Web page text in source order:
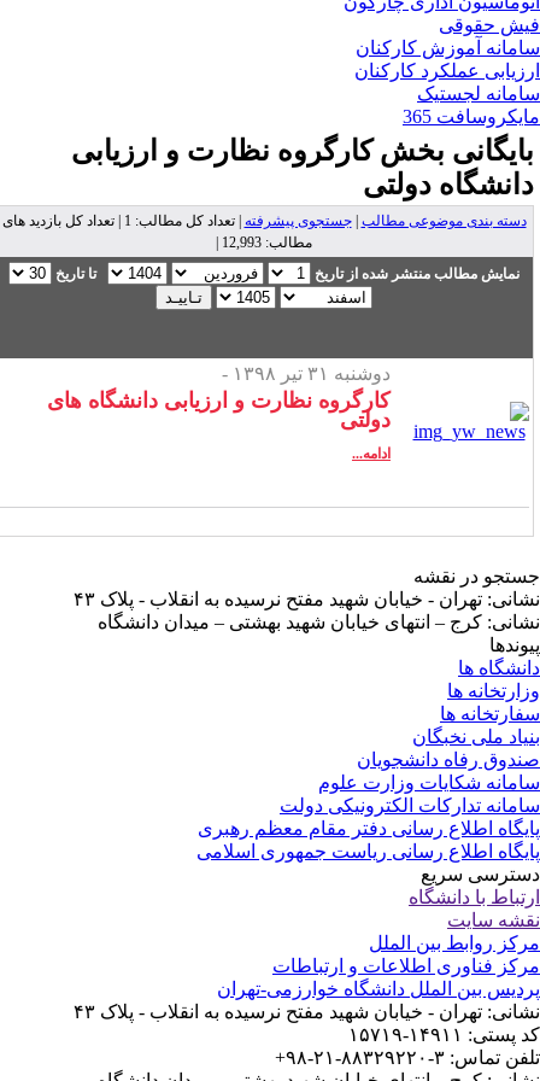
حقوقی
آموزش کارکنان
عملکرد کارکنان
لجستیک
365
بخشکارگروه نظارت و ارزیابی
دولتی
دسته بندی موضوعی مطالب|جستجوی پیشرفته
| تعداد کل مطالب: 1 | تعداد کل بازدید های
مطالب: 12,993 |
نمایش مطالب منتشر شده از تاریخ
تا تاریخ
دوشنبه ۳۱ تیر ۱۳۹۸ -
کارگروه نظارت و ارزیابی دانشگاه های
دولتی
ادامه...
در نقشه
تهران - خیابان شهید مفتح نرسیده به انقلاب - پلاک ۴۳
کرج – انتهای خیابان شهید بهشتی – میدان دانشگاه
ها
ها
ها
ملی نخبگان
رفاه دانشجویان
شکایات وزارت علوم
تدارکات الکترونیکی دولت
اطلاع رسانی دفتر مقام معظم رهبری
اطلاع رسانی ریاست جمهوری اسلامی
سریع
با دانشگاه
سایت
روابط بین الملل
فناوری اطلاعات و ارتباطات
بین الملل دانشگاه خوارزمی-تهران
تهران - خیابان شهید مفتح نرسیده به انقلاب - پلاک ۴۳
۱۴۹۱۱-۱۵۷۱۹
تماس: ۳-۸۸۳۲۹۲۲۰-۲۱-۹۸+